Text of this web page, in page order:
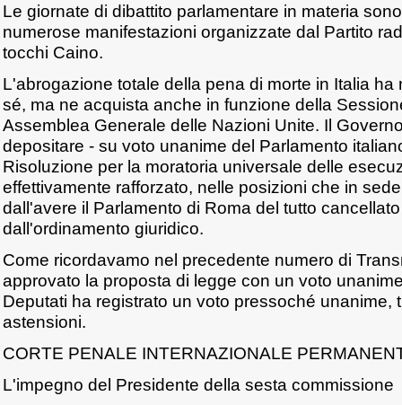
Le giornate di dibattito parlamentare in materia
numerose manifestazioni organizzate dal Partito
tocchi Caino.
L'abrogazione totale della pena di morte in Italia ha
sé, ma ne acquista anche in funzione della
Assemblea Generale delle Nazioni Unite. Il
depositare - su voto unanime del Parlamento
Risoluzione per la moratoria universale delle
effettivamente rafforzato, nelle posizioni che in
dall'avere il Parlamento di Roma del tutto
dall'ordinamento giuridico.
Come ricordavamo nel precedente numero di
approvato la proposta di legge con un voto
Deputati ha registrato un voto pressoché unanime,
astensioni.
CORTE PENALE INTERNAZIONALE
L'impegno del Presidente della sesta commissione